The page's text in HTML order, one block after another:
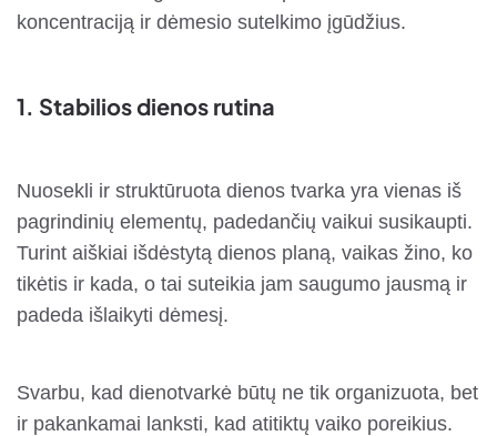
koncentraciją ir dėmesio sutelkimo įgūdžius.
1. Stabilios dienos rutina
Nuosekli ir struktūruota dienos tvarka yra vienas iš
pagrindinių elementų, padedančių vaikui susikaupti.
Turint aiškiai išdėstytą dienos planą, vaikas žino, ko
tikėtis ir kada, o tai suteikia jam saugumo jausmą ir
padeda išlaikyti dėmesį.
Svarbu, kad dienotvarkė būtų ne tik organizuota, bet
ir pakankamai lanksti, kad atitiktų vaiko poreikius.